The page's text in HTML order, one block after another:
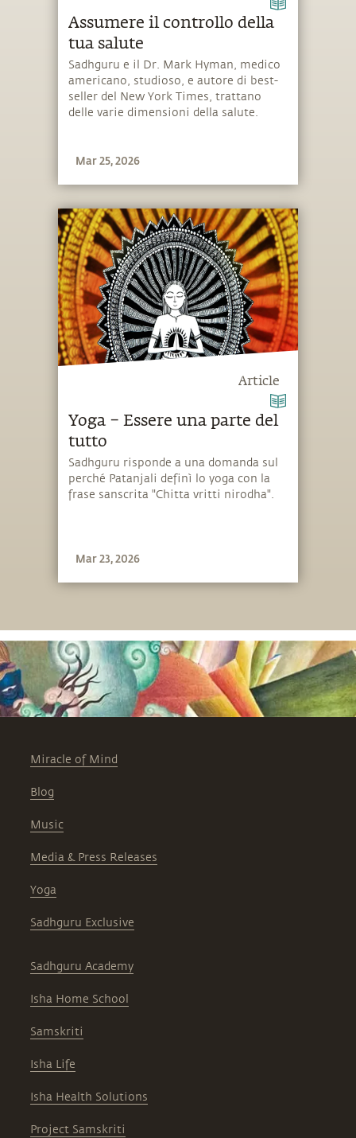
Assumere il controllo della
tua salute
Sadhguru e il Dr. Mark Hyman, medico
americano, studioso, e autore di best-
seller del New York Times, trattano
delle varie dimensioni della salute.
Mar 25, 2026
Article
Yoga – Essere una parte del
tutto
Sadhguru risponde a una domanda sul
perché Patanjali definì lo yoga con la
frase sanscrita "Chitta vritti nirodha".
Mar 23, 2026
Miracle of Mind
Blog
Music
Media & Press Releases
Yoga
Sadhguru Exclusive
Sadhguru Academy
Isha Home School
Samskriti
Isha Life
Isha Health Solutions
Project Samskriti